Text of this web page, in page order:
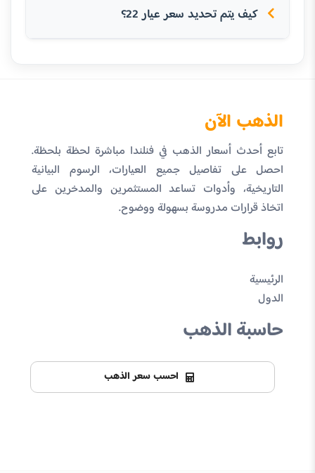
كيف يتم تحديد سعر عيار 22؟
الذهب الآن
تابع أحدث أسعار الذهب في فنلندا مباشرة لحظة بلحظة.
احصل على تفاصيل جميع العيارات، الرسوم البيانية
التاريخية، وأدوات تساعد المستثمرين والمدخرين على
اتخاذ قرارات مدروسة بسهولة ووضوح.
روابط
الرئيسية
الدول
حاسبة الذهب
احسب سعر الذهب